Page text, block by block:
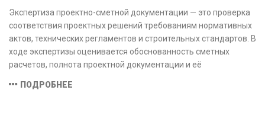
Экспертиза проектно-сметной документации — это проверка
соответствия проектных решений требованиям нормативных
актов, технических регламентов и строительных стандартов. В
ходе экспертизы оценивается обоснованность сметных
расчетов, полнота проектной документации и её
предотвратить ошибки на этапе строительства и
ПОДРОБНЕЕ